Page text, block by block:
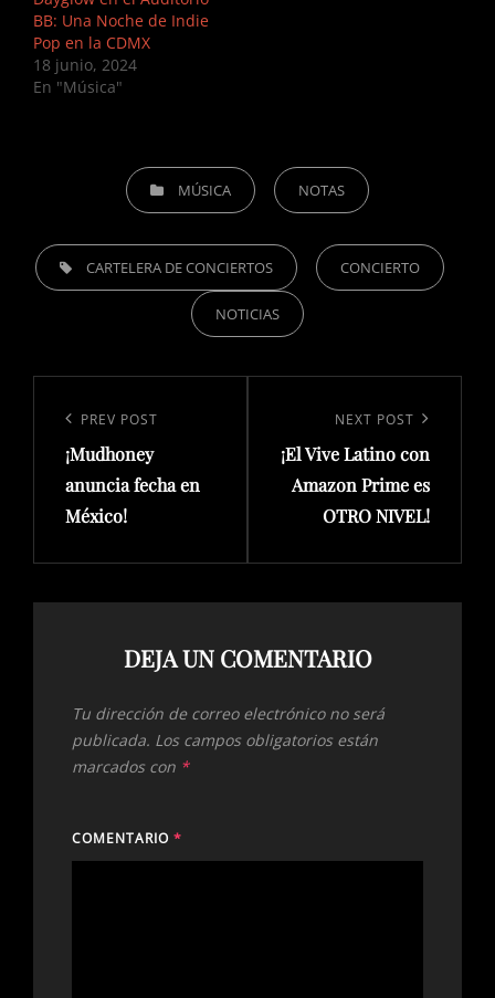
BB: Una Noche de Indie
Pop en la CDMX
18 junio, 2024
En "Música"
CATEGORIESMÚSICA NOTAS
TAGS, CARTELERA DE CONCIERTOS CONCIERTO
NOTICIAS
entradas
Previous
Post
PREV POST
¡Mudhoney
anuncia fecha en
México!
Post
NEXT POST
¡El Vive Latino con
Amazon Prime es
OTRO NIVEL!
DEJA UN COMENTARIO
Tu dirección de correo electrónico no será
publicada. Los campos obligatorios están
marcados con *
COMENTARIO *